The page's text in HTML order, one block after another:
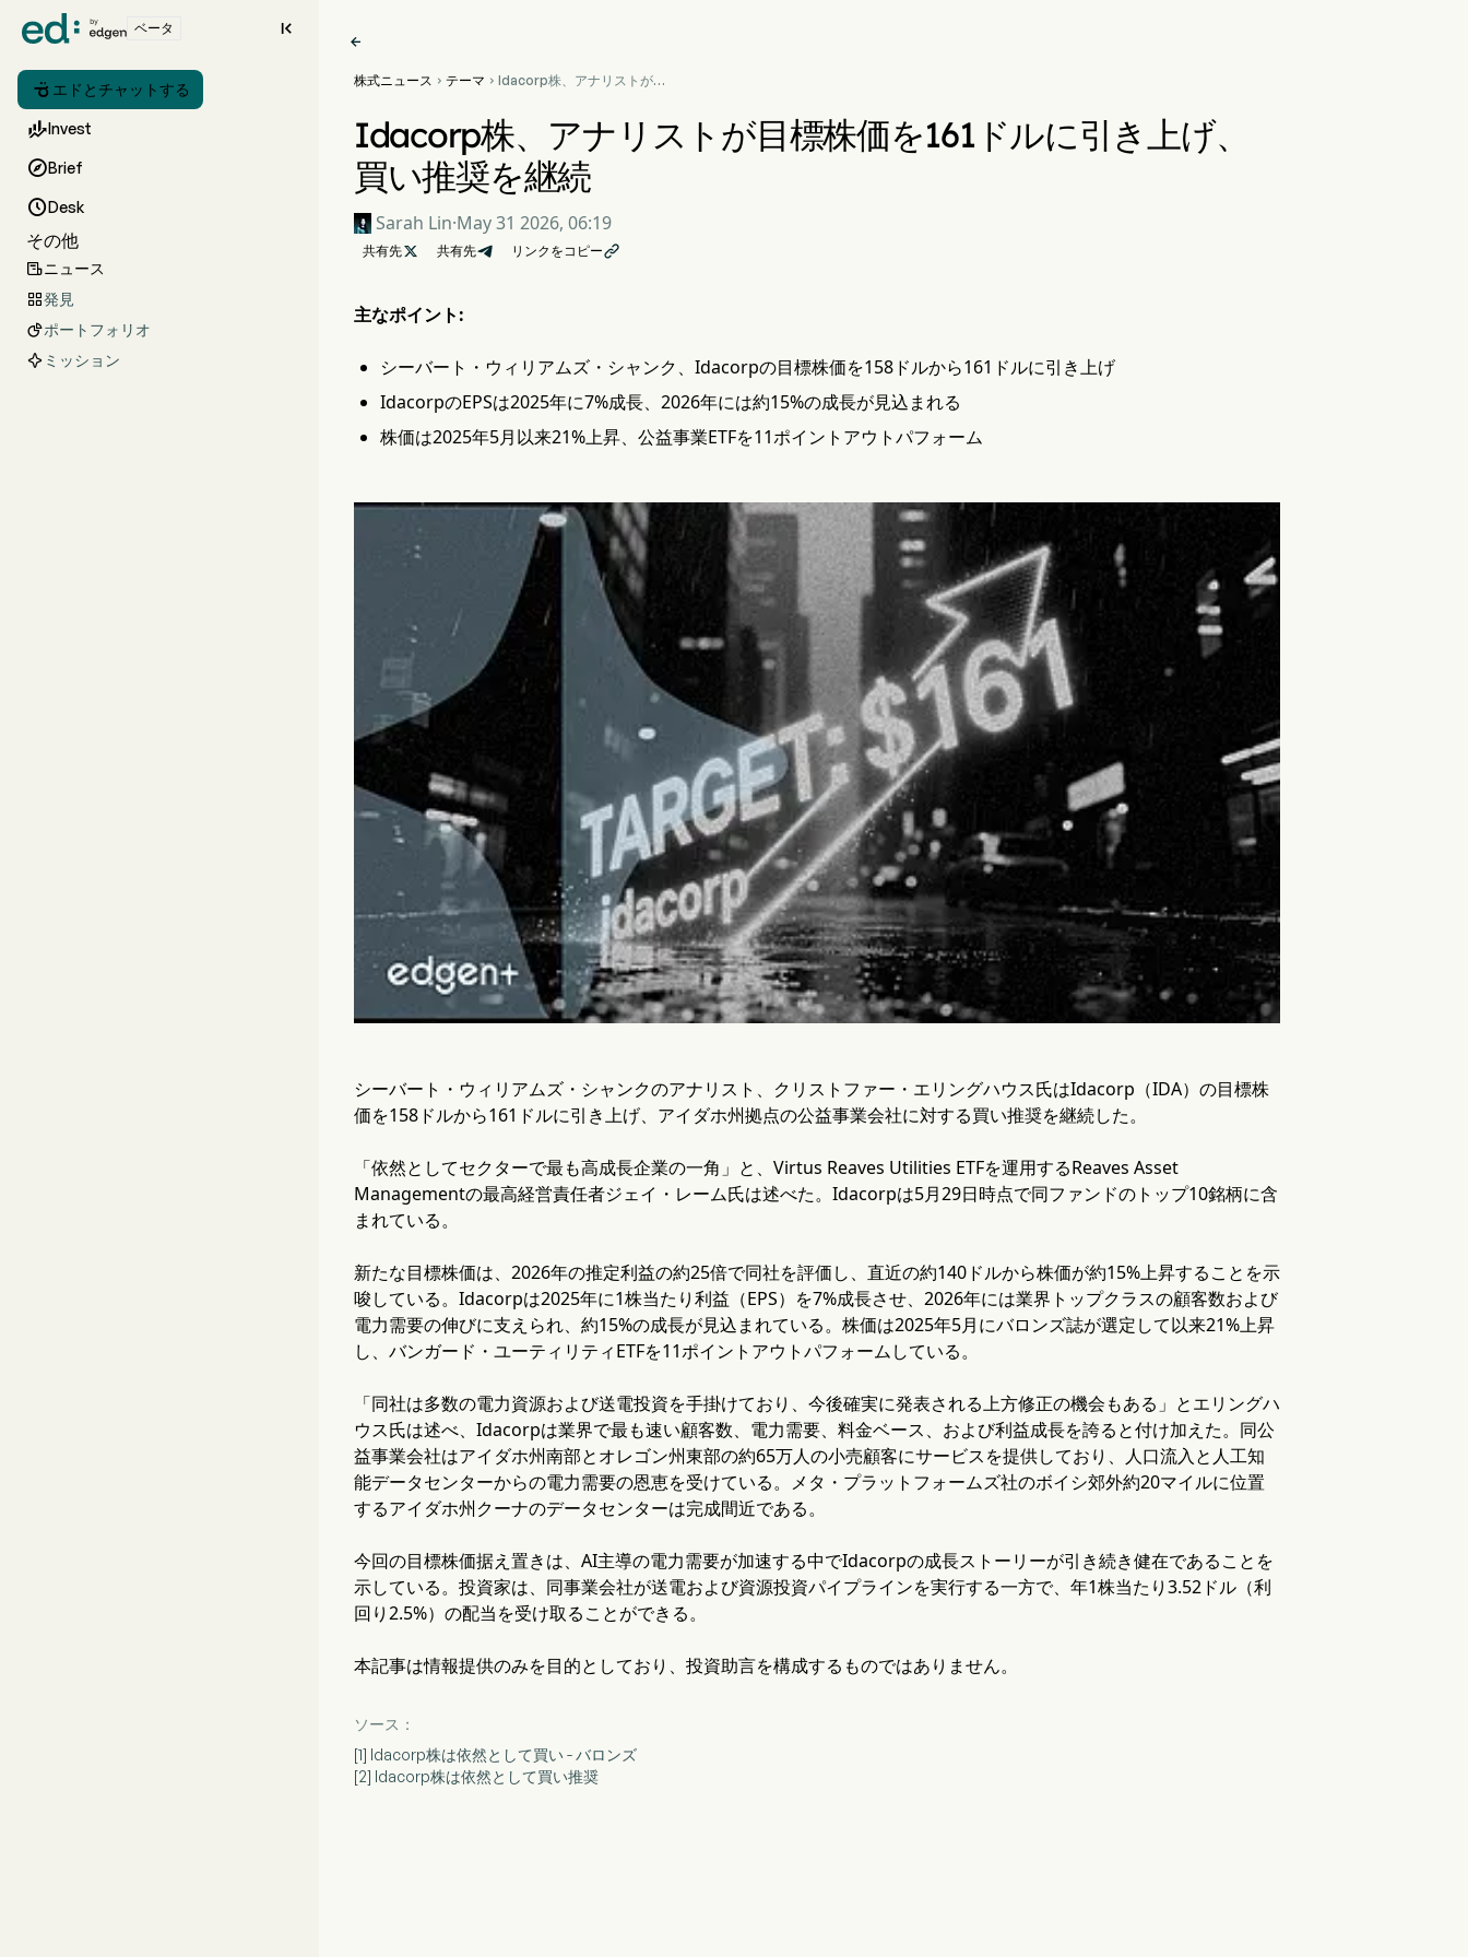
ベータ 
 エドとチャットする
Invest
Brief
Desk
その他
ニュース
発見
ポートフォリオ
ミッション

株式ニュース  テーマ  Idacorp株、アナリストが目
買い推奨を継続
Idacorp株、アナリストが目標株価を161ドルに引き上げ、
買い推奨を継続
Sarah Lin·May 31 2026, 06:19
共有先 共有先 リンクをコピー
主なポイント:
シーバート・ウィリアムズ・シャンク、Idacorpの目標株価を158ドルから161ドルに引き上げ
IdacorpのEPSは2025年に7%成長、2026年には約15%の成長が見込まれる
株価は2025年5月以来21%上昇、公益事業ETFを11ポイントアウトパフォーム
シーバート・ウィリアムズ・シャンクのアナリスト、クリストファー・エリングハウス氏はIdacorp（IDA）の目標株
価を158ドルから161ドルに引き上げ、アイダホ州拠点の公益事業会社に対する買い推奨を継続した。
「依然としてセクターで最も高成長企業の一角」と、Virtus Reaves Utilities ETFを運用するReaves Asset
Managementの最高経営責任者ジェイ・レーム氏は述べた。Idacorpは5月29日時点で同ファンドのトップ10銘柄に含
まれている。
新たな目標株価は、2026年の推定利益の約25倍で同社を評価し、直近の約140ドルから株価が約15%上昇することを示
唆している。Idacorpは2025年に1株当たり利益（EPS）を7%成長させ、2026年には業界トップクラスの顧客数および
電力需要の伸びに支えられ、約15%の成長が見込まれている。株価は2025年5月にバロンズ誌が選定して以来21%上昇
し、バンガード・ユーティリティETFを11ポイントアウトパフォームしている。
「同社は多数の電力資源および送電投資を手掛けており、今後確実に発表される上方修正の機会もある」とエリングハ
ウス氏は述べ、Idacorpは業界で最も速い顧客数、電力需要、料金ベース、および利益成長を誇ると付け加えた。同公
益事業会社はアイダホ州南部とオレゴン州東部の約65万人の小売顧客にサービスを提供しており、人口流入と人工知
能データセンターからの電力需要の恩恵を受けている。メタ・プラットフォームズ社のボイシ郊外約20マイルに位置
するアイダホ州クーナのデータセンターは完成間近である。
今回の目標株価据え置きは、AI主導の電力需要が加速する中でIdacorpの成長ストーリーが引き続き健在であることを
示している。投資家は、同事業会社が送電および資源投資パイプラインを実行する一方で、年1株当たり3.52ドル（利
回り2.5%）の配当を受け取ることができる。
本記事は情報提供のみを目的としており、投資助言を構成するものではありません。
ソース：
[1] Idacorp株は依然として買い - バロンズ
[2] Idacorp株は依然として買い推奨